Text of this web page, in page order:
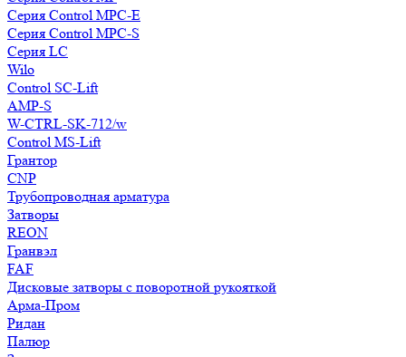
Серия Control MPC-E
Серия Control MPC-S
Серия LC
Wilo
Control SC-Lift
AMP-S
W-CTRL-SK-712/w
Control MS-Lift
Грантор
CNP
Трубопроводная арматура
Затворы
REON
Гранвэл
FAF
Дисковые затворы с поворотной рукояткой
Арма-Пром
Ридан
Палюр